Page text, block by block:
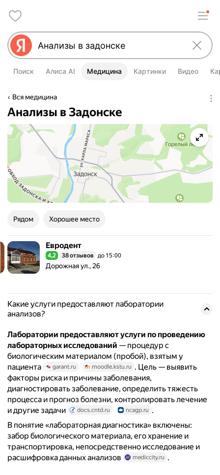
Поиск Алиса AI Медицина Картинки Видео
Вся медицина
Анализы в Задонске
Рядом Хорошее место
Евродент Евродент
Рейтинг 4,2 из 5
4,2 38 отзывов до 15:00
Адрес: Дорожная ул., 26 .
Дорожная ул., 26
Какие услуги предоставляют лаборатории
анализов?
Лаборатории предоставляют услуги по проведению
лабораторных исследований — процедур с
биологическим материалом (пробой), взятым у
пациента
garant.ru moodle.kstu.ru . Цель — выявить
факторы риска и причины заболевания,
диагностировать заболевание, определить тяжесть
процесса и прогноз болезни, контролировать лечение
и другие задачи
docs.cntd.ru ncagp.ru .
В понятие «лабораторная диагностика» включены:
забор биологического материала, его хранение и
транспортировка, непосредственно исследование и
расшифровка данных анализов
mediccity.ru .